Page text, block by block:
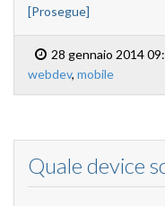
[Prosegue]
28 gennaio 2014
webdev, mobile
Quale device